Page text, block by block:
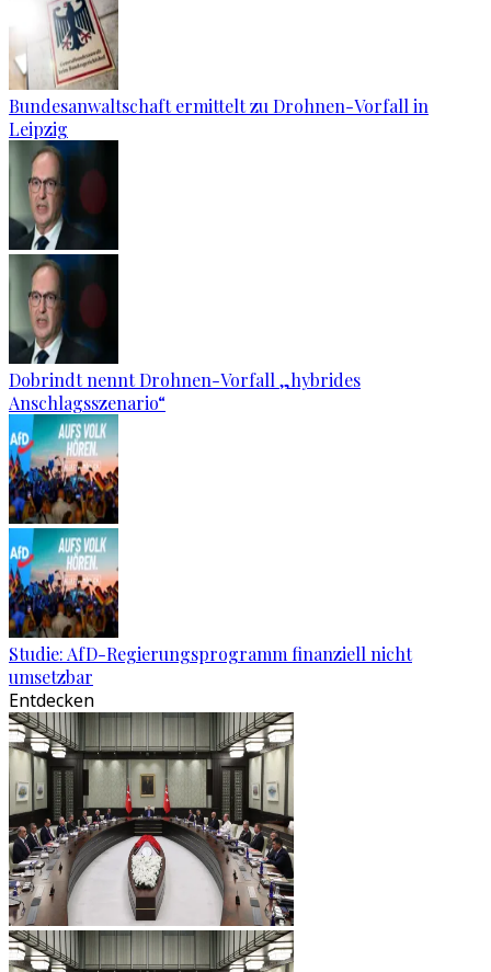
Bundesanwaltschaft ermittelt zu Drohnen-Vorfall in
Leipzig
Dobrindt nennt Drohnen-Vorfall „hybrides
Anschlagsszenario“
Studie: AfD-Regierungsprogramm finanziell nicht
umsetzbar
Entdecken